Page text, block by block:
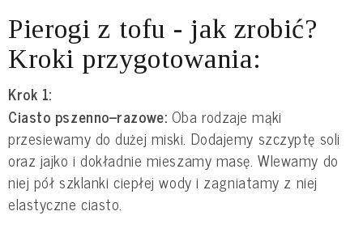
Pierogi z tofu - jak zrobić?
Kroki przygotowania:
Krok 1:
Ciasto pszenno–razowe: Oba rodzaje mąki
przesiewamy do dużej miski. Dodajemy szczyptę soli
oraz jajko i dokładnie mieszamy masę. Wlewamy do
niej pół szklanki ciepłej wody i zagniatamy z niej
elastyczne ciasto.